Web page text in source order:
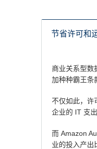
节省许可和
商业关系型数
加种种霸王条
不仅如此，许
企业的 IT 支出
而 Amazon
业的投入产出